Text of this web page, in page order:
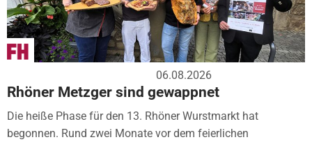
06.08.2026
Rhöner Metzger sind gewappnet
Die heiße Phase für den 13. Rhöner Wurstmarkt hat
begonnen. Rund zwei Monate vor dem feierlichen